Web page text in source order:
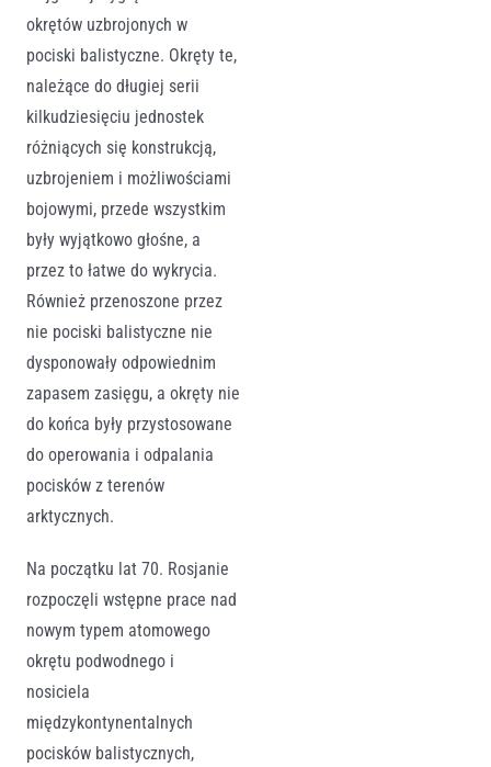
okrętów uzbrojonych w
pociski balistyczne. Okręty te,
należące do długiej serii
kilkudziesięciu jednostek
różniących się konstrukcją,
uzbrojeniem i możliwościami
bojowymi, przede wszystkim
były wyjątkowo głośne, a
przez to łatwe do wykrycia.
Również przenoszone przez
nie pociski balistyczne nie
dysponowały odpowiednim
zapasem zasięgu, a okręty nie
do końca były przystosowane
do operowania i odpalania
pocisków z terenów
arktycznych.
Na początku lat 70. Rosjanie
rozpoczęli wstępne prace nad
nowym typem atomowego
okrętu podwodnego i
nosiciela
międzykontynentalnych
pocisków balistycznych,